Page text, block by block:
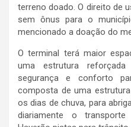
terreno doado. O direito de
sem ônus para o
mencionado a doação do
O terminal terá maior
uma estrutura
segurança e conforto
composta de uma
os dias de chuva, para
diariamente o